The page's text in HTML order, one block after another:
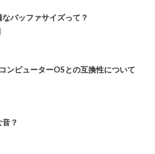
なバッファサイズって？
ンピューターOSとの互換性について
？